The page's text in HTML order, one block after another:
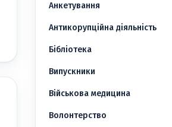
Анкетування
Антикорупційна діяльність
Бібліотека
Випускники
Військова медицина
Волонтерство